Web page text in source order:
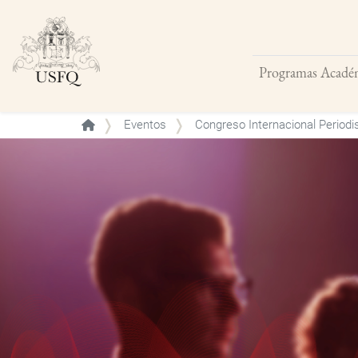
Programas
Buscar
Eventos Congreso Internacional